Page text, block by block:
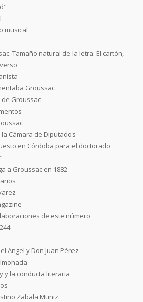
musical
Tamaño natural de la letra. El cartón,
Groussac
Groussac
Cámara de Diputados
en Córdoba para el doctorado
a Groussac en 1882
de este número
Angel y Don Juan Pérez
y la conducta literaria
Zabala Muniz